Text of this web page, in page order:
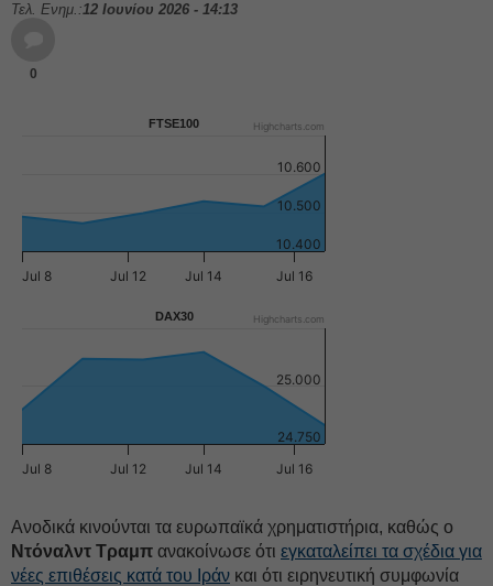
Τελ. Ενημ.:12 Ιουνίου 2026 - 14:13
0
FTSE100
Jul 8 Jul 12 Jul 14 Jul 16
10.400
10.500
10.600
Highcharts.com
DAX30
Jul 8 Jul 12 Jul 14 Jul 16
24.750
25.000
Highcharts.com
Ανοδικά κινούνται τα ευρωπαϊκά χρηματιστήρια, καθώς ο
Ντόναλντ Τραμπ ανακοίνωσε ότι εγκαταλείπει τα σχέδια για
νέες επιθέσεις κατά του Ιράν και ότι ειρηνευτική συμφωνία